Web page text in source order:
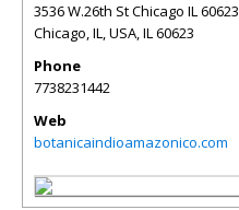
3536 W.26th St Chicago IL 60623
Chicago, IL, USA,IL60623
Phone
7738231442
Web
botanicaindioamazonico.com